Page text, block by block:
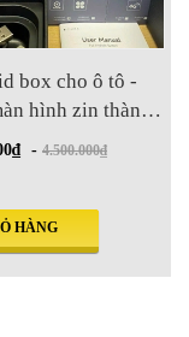
box cho ô tô -
hình zin thành
trong 3 giây
- 4.500.000₫
HÀNG